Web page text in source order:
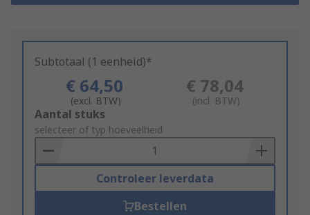
Subtotaal (1 eenheid)*
€ 64,50
(excl. BTW)
€ 78,04
(incl. BTW)
Add
to
Basket
Aantal stuks
selecteer of typ hoeveelheid
Controleer leverdata
Bestellen